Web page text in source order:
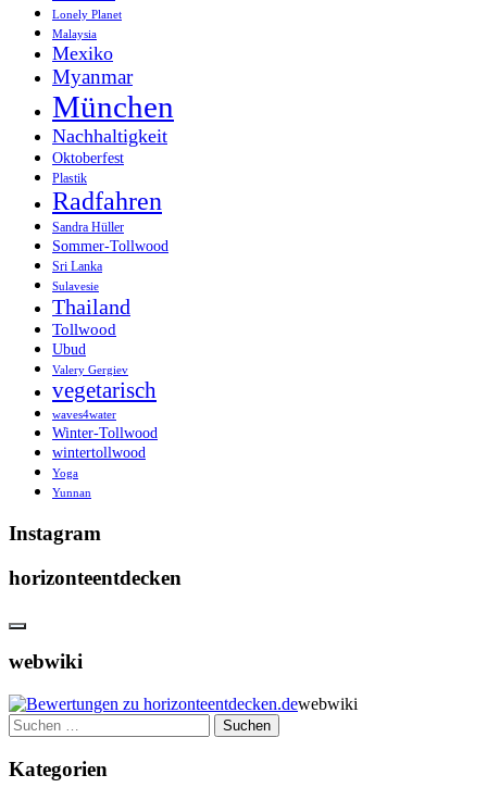
Lonely Planet
Malaysia
Mexiko
Myanmar
München
Nachhaltigkeit
Oktoberfest
Plastik
Radfahren
Sandra Hüller
Sommer-Tollwood
Sri Lanka
Sulavesie
Thailand
Tollwood
Ubud
Valery Gergiev
vegetarisch
waves4water
Winter-Tollwood
wintertollwood
Yoga
Yunnan
Instagram
horizonteentdecken
webwiki
webwiki
Suchen
nach:
Kategorien